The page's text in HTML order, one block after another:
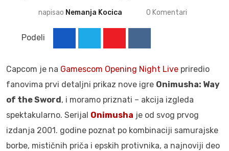
napisao Nemanja Kocica 0 Komentari
Podeli
Capcom je na Gamescom Opening Night Live priredio
fanovima prvi detaljni prikaz nove igre Onimusha: Way
of the Sword, i moramo priznati – akcija izgleda
spektakularno. Serijal Onimusha je od svog prvog
izdanja 2001. godine poznat po kombinaciji samurajske
borbe, mističnih priča i epskih protivnika, a najnoviji deo